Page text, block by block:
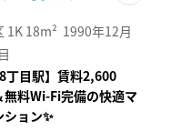
に入
り登
1K 18m² 1990年12月
丁目駅】賃料2,600
無料Wi-Fi完備の快適マ
ション✨